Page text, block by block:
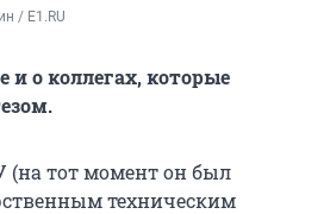
/ E1.RU
и о коллегах, которые
(на тот момент он был
техническим